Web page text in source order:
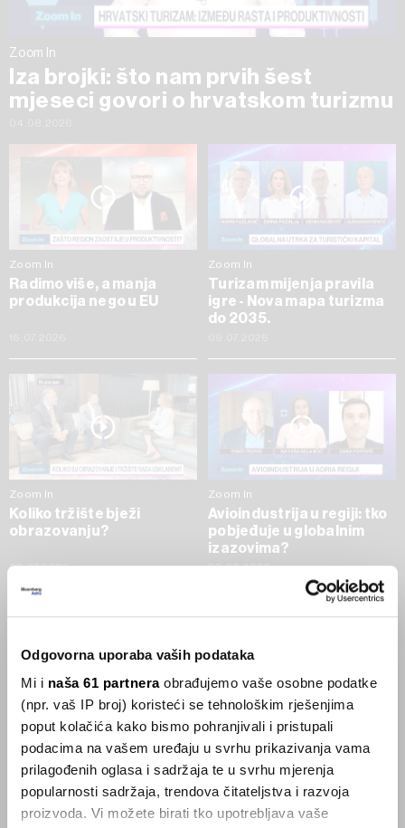
Odgovorna uporaba vaših podataka
Mi i naša 61 partneraobrađujemo vaše osobne podatke
(npr. vaš IP broj) koristeći se tehnološkim rješenjima
poput kolačića kako bismo pohranjivali i pristupali
podacima na vašem uređaju u svrhu prikazivanja vama
prilagođenih oglasa i sadržaja te u svrhu mjerenja
popularnosti sadržaja, trendova čitateljstva i razvoja
proizvoda. Vi možete birati tko upotrebljava vaše
Zoom In
Iza brojki: što nam prvih šest
mjeseci govori o hrvatskom turizmu
Zoom In
Radimo više, a manja
produkcija nego u EU
Zoom In
Turizam mijenja pravila
igre - Nova mapa turizma
do 2035.
Zoom In
Koliko tržište bježi
obrazovanju?
02.07.2026
Zoom In
Avioindustrija u regiji: tko
pobjeđuje u globalnim
izazovima?
23.06.2026
SVE VIJESTI IZ RUBRIKE ZOOM IN
Businessweek Adria
Korisnici GLP-1 lijekova mršave,
ekonomija se deblja
Visok trošak selidbe kompanija iz Kine